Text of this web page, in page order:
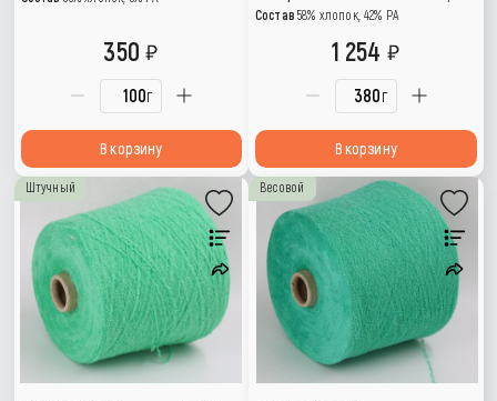
г
350
В корзину
Состав 58% хлопок, 42% РА
г
1 254
В корзину
Штучный Весовой